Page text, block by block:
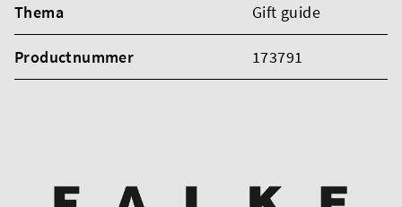
Thema Gift guide
Productnummer 173791